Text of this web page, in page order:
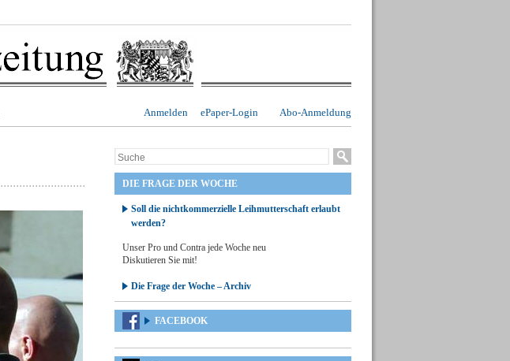
Abo-Anmeldung
ePaper-Login
Anmelden
DIE FRAGE DER WOCHE
Soll die nichtkommerzielle Leihmutterschaft erlaubt
werden?
Unser Pro und Contra jede Woche neu
Diskutieren Sie mit!
Die Frage der Woche – Archiv
FACEBOOK